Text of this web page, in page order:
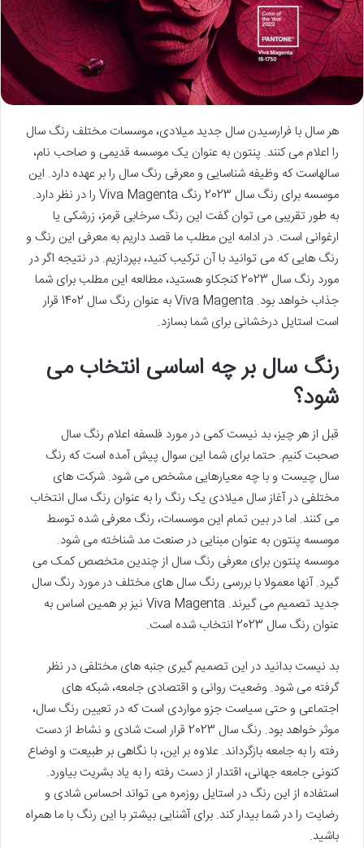
هر سال با فرارسیدن سال جدید میلادی، موسسات مختلف رنگ سال
را اعلام می کنند. پنتون به عنوان یک موسسه قدیمی و صاحب نام،
سالهاست که وظیفه شناسایی و معرفی رنگ سال را بر عهده دارد. این
موسسه برای رنگ سال 2023 رنگ Viva Magenta را در نظر دارد.
به طور تقریبی می توان گفت این رنگ سرخابی قرمز، زرشکی یا
ارغوانی است. در ادامه این مطلب ما قصد داریم به معرفی این رنگ و
رنگ هایی که می توانید با آن ترکیب کنید، بپردازیم. در نتیجه اگر در
مورد رنگ سال 2023 کنجکاو هستید، مطالعه این مطلب برای شما
جذاب خواهد بود. Viva Magenta به عنوان رنگ سال 1402 قرار
است استایل درخشانی برای شما بسازد.
رنگ سال بر چه اساسی انتخاب می
شود؟
قبل از هر چیز، بد نیست کمی در مورد فلسفه اعلام رنگ سال
صحبت کنیم. حتما برای شما این سوال پیش آمده است که رنگ
سال چیست و با چه معیارهایی مشخص می شود. شرکت های
مختلفی در آغاز سال میلادی یک رنگ را به عنوان رنگ سال انتخاب
می کنند. اما در بین تمام این موسسات، رنگ معرفی شده توسط
موسسه پنتون به عنوان مبنایی در صنعت مد شناخته می شود.
موسسه پنتون برای معرفی رنگ سال از چندین متخصص کمک می
گیرد. آنها معمولا با بررسی رنگ سال های مختلف در مورد رنگ سال
جدید تصمیم می گیرند. Viva Magenta نیز بر همین اساس به
عنوان رنگ سال 2023 انتخاب شده است.
بد نیست بدانید در این تصمیم گیری جنبه های مختلفی در نظر
گرفته می شود. وضعیت روانی و اقتصادی جامعه، شبکه های
اجتماعی و حتی سیاست جزو مواردی است که در تعیین رنگ سال،
موثر خواهد بود. رنگ سال 2023 قرار است شادی و نشاط از دست
رفته را به جامعه بازگرداند. علاوه بر این، با نگاهی بر طبیعت و اوضاع
کنونی جامعه جهانی، اقتدار از دست رفته را به یاد بشریت بیاورد.
استفاده از این رنگ در استایل روزمره می تواند احساس شادی و
رضایت را در شما بیدار کند. برای آشنایی بیشتر با این رنگ با ما همراه
باشید.